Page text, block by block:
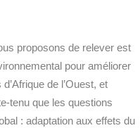
proposons de relever est
pour améliorer
de l’Ouest, et
tenu que les questions
: adaptation aux effets du